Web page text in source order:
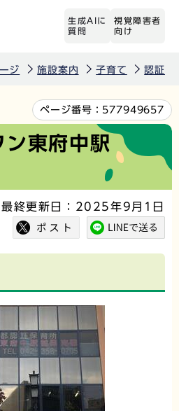
生成AIに
質問
視覚障害者
向け
ジ 施設案内 子育て 認証保
ページ番号： 577949657
東府中駅
最終更新日：2025年9月1日